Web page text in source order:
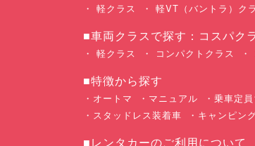
軽クラス 軽VT（バントラ）ク
■車両クラスで探す：コスパク
軽クラス コンパクトクラス
■特徴から探す
オートマ マニュアル 乗車定
スタッドレス装着車
キャンピン
■レンタカーのご利用について